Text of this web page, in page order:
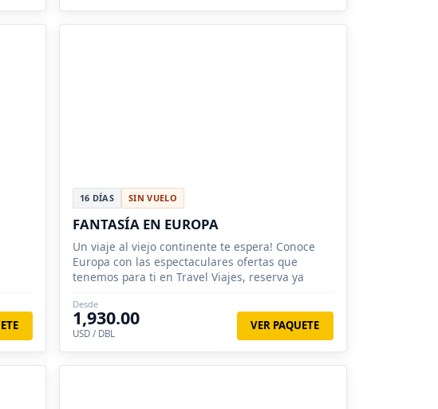
16 DÍAS SIN VUELO
FANTASÍA EN EUROPA
Un viaje al viejo continente te espera! Conoce
Europa con las espectaculares ofertas que
tenemos para ti en Travel Viajes, reserva ya
Desde
1,930.00
USD / DBL
VER PAQUETE